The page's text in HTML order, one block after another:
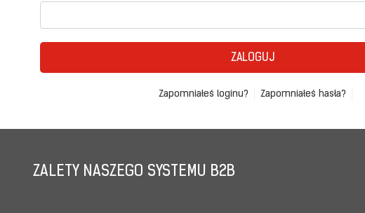
ZALOGUJ
Zapomniałeś loginu? Zapomniałeś hasła?
ZALETY NASZEGO SYSTEMU B2B